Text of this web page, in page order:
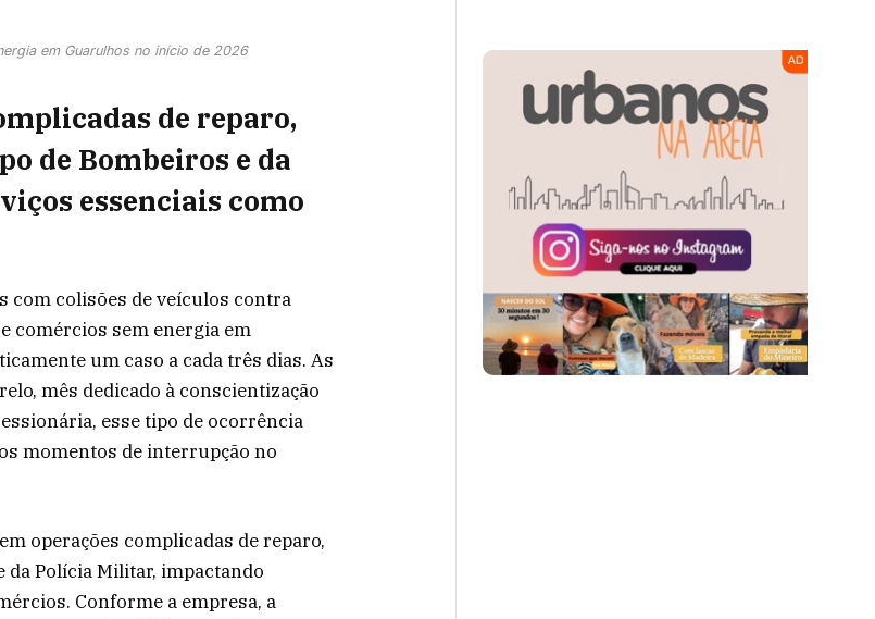
em Guarulhos no início de 2026
de reparo,
de Bombeiros e da
essenciais como
com colisões de veículos contra
comércios sem energia em
um caso a cada três dias. As
mês dedicado à conscientização
esse tipo de ocorrência
momentos de interrupção no
operações complicadas de reparo,
da Polícia Militar, impactando
Conforme a empresa, a